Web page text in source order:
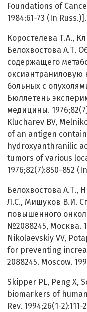
Foundations of
1984:61-73 (In Russ.)].
Коростелева Т.А.,
Белохвостова А.Т.
содержащего
оксиантраниловую
больных с
Бюллетень
медицины.
Klucharev BV,
of an antigen
hydroxyanthranilic
tumors of various
1976;82(7):850-852
Белохвостова А.Т.,
Л.С., Мишуков В.И.
повышенного
№2088245, Москва.
Nikolaevskiy VV,
for preventing
2088245. Moscow.
Skipper PL, Peng X,
biomarkers of
Rev. 1994;26(1-2):111-